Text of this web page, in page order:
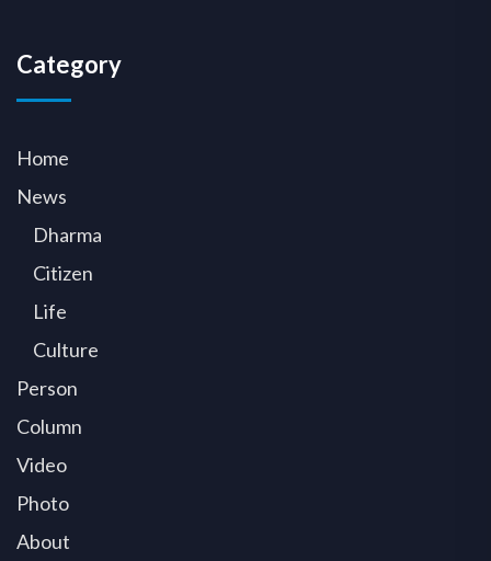
Category
Home
News
Dharma
Citizen
Life
Culture
Person
Column
Video
Photo
About